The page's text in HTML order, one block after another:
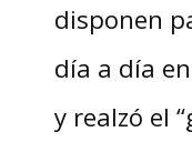
disponen
día a día
y realzó el